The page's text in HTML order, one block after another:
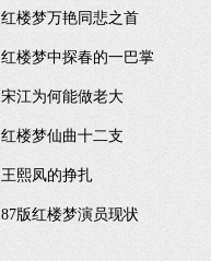
红楼梦万艳同悲之首
红楼梦中探春的一巴掌
宋江为何能做老大
红楼梦仙曲十二支
王熙凤的挣扎
87版红楼梦演员现状